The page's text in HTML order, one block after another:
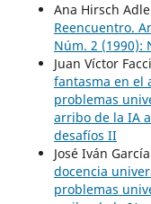
Ana Hirsch
Reencuentro.
Núm. 2 (1990):
Juan Víctor
fantasma en el
problemas
arribo de la IA
desafíos II
José Iván
docencia
problemas